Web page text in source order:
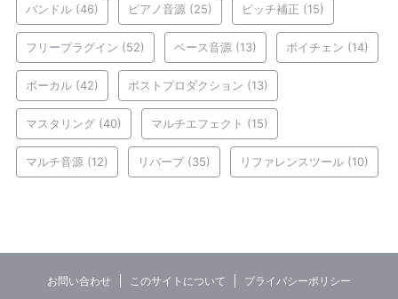
バンドル (46) ピアノ音源 (25) ピッチ補正 (15)
フリープラグイン (52) ベース音源 (13) ボイチェン (14)
ボーカル (42) ポストプロダクション (13)
マスタリング (40) マルチエフェクト (15)
マルチ音源 (12) リバーブ (35) リファレンスツール (10)
お問い合わせ このサイトについて プライバシーポリシー